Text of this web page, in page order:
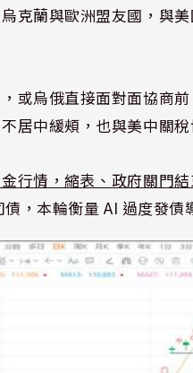
克蘭與歐洲盟友國，與
或烏俄直接面對面協商
居中緩頰，也與美中關
行情，縮表、政府關門
債，本輪衡量 AI 過度發